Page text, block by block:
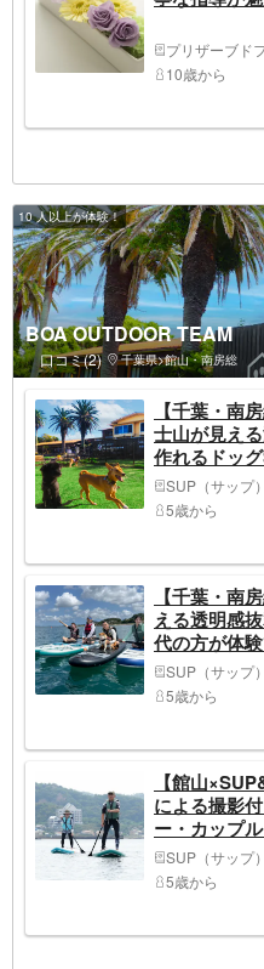
プリザーブド
10歳から
10 人以上が体験！
BOA OUTDOOR TEAM
口コミ(2) 千葉県>館山・南房総
【千葉・南
士山が見え
作れるドッ
体験できます
SUP（サップ）
5歳から
【千葉・南
える透明感
代の方が体
SUP（サップ）
5歳から
【館山
による撮影
ー・カップ
＞SUP（サップ）
5歳から